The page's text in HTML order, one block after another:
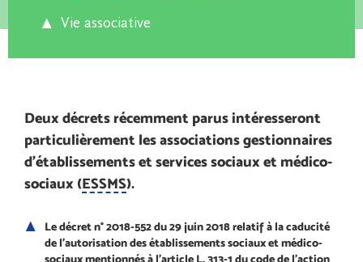
Vie associative
Deux décrets récemment parus intéresseront
particulièrement les associations gestionnaires
d’établissements et services sociaux et médico-
sociaux (ESSMS).
Le décret n° 2018-552 du 29 juin 2018 relatif à la caducité
de l’autorisation des établissements sociaux et médico-
sociaux mentionnés à l’article L. 313-1 du code de l’action